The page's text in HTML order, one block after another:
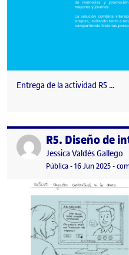
Entrega de la actividad R5 …
Publicado por
Publicado por
Jessica Valdés Gallego
Visibilidad:
Pública-Fecha de
16 Jun 202516
-